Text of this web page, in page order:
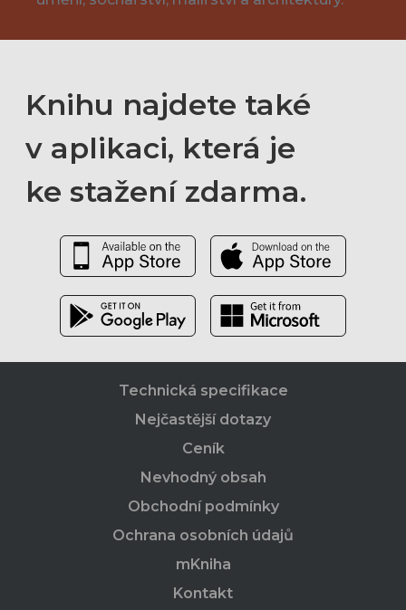
Knihu najdete také
v aplikaci, která je
ke stažení zdarma.
Technická specifikace
Nejčastější dotazy
Ceník
Nevhodný obsah
Obchodní podmínky
Ochrana osobních údajů
mKniha
Kontakt